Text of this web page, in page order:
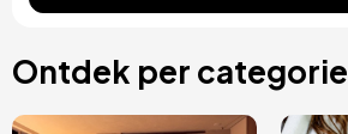
Ontdek per categorie